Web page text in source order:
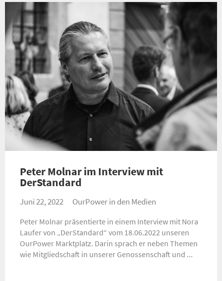
Peter Molnar im Interview mit
DerStandard
Juni 22, 2022 OurPower in den Medien
Peter Molnar präsentierte in einem Interview mit Nora
Laufer von „DerStandard“ vom 18.06.2022 unseren
OurPower Marktplatz. Darin sprach er neben Themen
wie Mitgliedschaft in unserer Genossenschaft und ...